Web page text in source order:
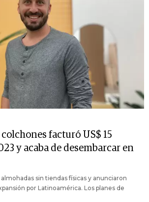
facturó US$ 15
y acaba de desembarcar en
sin tiendas físicas y anunciaron
por Latinoamérica. Los planes de